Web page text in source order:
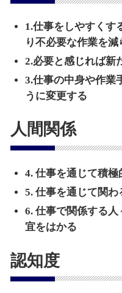
1.仕事をしやすくす
り不必要な作業を減
2.必要と感じれば新
3.仕事の中身や作業
うに変更する
人間関係
4. 仕事を通じて積
5. 仕事を通じて関わ
6. 仕事で関係する
宜をはかる
認知度